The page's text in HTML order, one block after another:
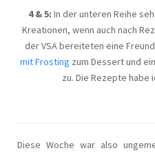
4 & 5: In der unteren Reihe
Kreationen, wenn auch nach
der VSA bereiteten eine
mit Frosting zum Dessert und
zu. Die Rezepte habe
Diese Woche war also